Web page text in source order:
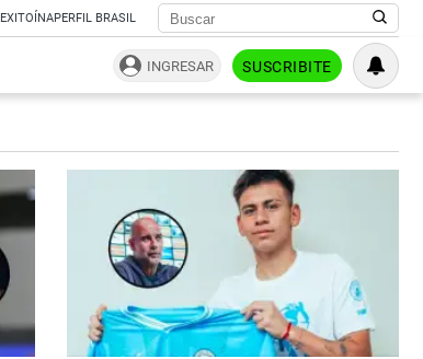
EXITOÍNAPERFIL BRASIL
INGRESAR SUSCRIBITE